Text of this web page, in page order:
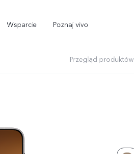
Wsparcie Poznaj vivo
Przegląd produktów